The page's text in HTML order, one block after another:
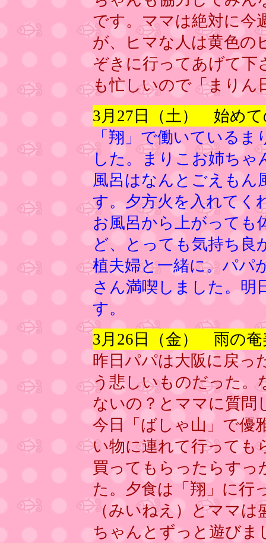
です。ママは絶対に今
が、ヒマな人は黄色の
ぞきに行ってあげて下
も忙しいので「まりん
3月27日（土） 始め
「翔」で働いている
した。まりこお姉ちゃ
風呂はなんとごえもん
す。夕方火を入れてく
お風呂から上がっても
ど、とっても気持ち良
植夫婦と一緒に。パパ
さん満喫しました。明
す。
3月26日（金） 雨の奄
昨日パパは大阪に戻っ
う悲しいものだった。
ないの？とママに質問
今日「ばしゃ山」で優
い物に連れて行っても
買ってもらったらすっ
た。夕食は「翔」に行
（みいねえ）とママは
ちゃんとずっと遊びま